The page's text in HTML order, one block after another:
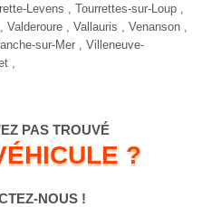
Levens Tourrettes-sur-Loup
Valderoure , Vallauris , Venanson ,
sur-Mer , Villeneuve-
PAS TROUVÉ
?
NOUS !